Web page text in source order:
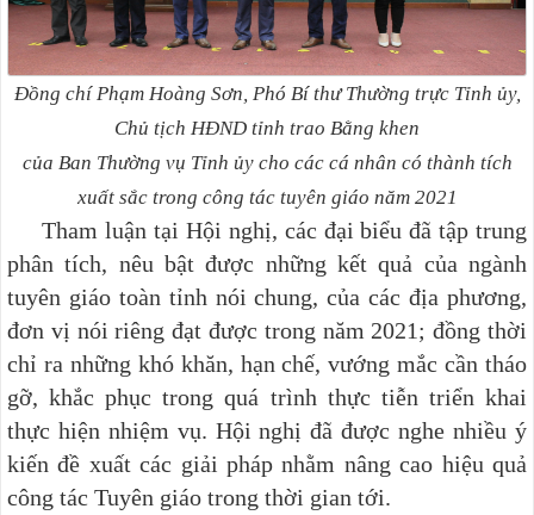
Đồng chí Phạm Hoàng Sơn, Phó Bí thư Thường trực Tỉnh ủy,
Chủ tịch HĐND tỉnh trao Bằng khen
của Ban Thường vụ Tỉnh ủy cho các cá nhân có thành tích
xuất sắc trong công tác tuyên giáo năm 2021
Tham luận tại Hội nghị, các đại biểu đã tập trung
phân tích, nêu bật được những kết quả của ngành
tuyên giáo toàn tỉnh nói chung, của các địa phương,
đơn vị nói riêng đạt được trong năm 2021; đồng thời
chỉ ra những khó khăn, hạn chế, vướng mắc cần tháo
gỡ, khắc phục trong quá trình thực tiễn triển khai
thực hiện nhiệm vụ. Hội nghị đã được nghe nhiều ý
kiến đề xuất các giải pháp nhằm nâng cao hiệu quả
công tác Tuyên giáo trong thời gian tới.